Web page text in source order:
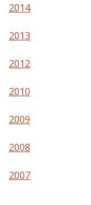
2014
2013
2012
2010
2009
2008
2007